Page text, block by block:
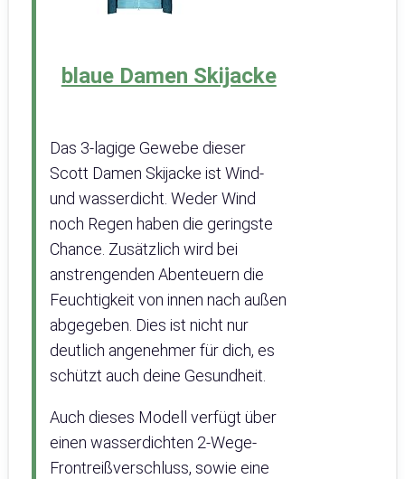
blaue Damen Skijacke
Das 3-lagige Gewebe dieser
Scott Damen Skijacke ist Wind-
und wasserdicht. Weder Wind
noch Regen haben die geringste
Chance. Zusätzlich wird bei
anstrengenden Abenteuern die
Feuchtigkeit von innen nach außen
abgegeben. Dies ist nicht nur
deutlich angenehmer für dich, es
schützt auch deine Gesundheit.
Auch dieses Modell verfügt über
einen wasserdichten 2-Wege-
Frontreißverschluss, sowie eine